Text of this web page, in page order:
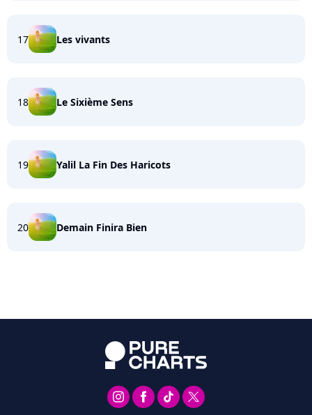
17 Les vivants
18 Le Sixième Sens
19 Yalil La Fin Des Haricots
20 Demain Finira Bien